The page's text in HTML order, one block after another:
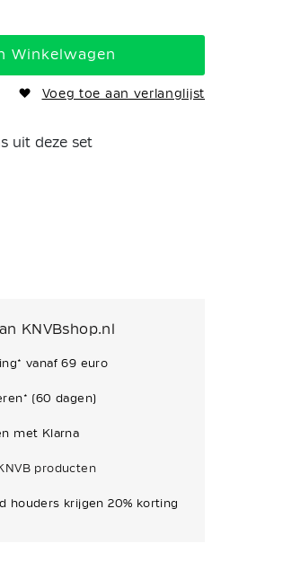
Winkelwagen
Voeg toe aan verlanglijst
uit deze set
KNVBshop.nl
vanaf 69 euro
(60 dagen)
met Klarna
producten
houders krijgen 20% korting